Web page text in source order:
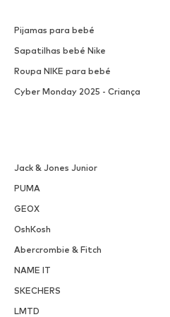
Pijamas para bebé
Sapatilhas bebé Nike
Roupa NIKE para bebé
Cyber Monday 2025 - Criança
Jack & Jones Junior
PUMA
GEOX
OshKosh
Abercrombie & Fitch
NAME IT
SKECHERS
LMTD